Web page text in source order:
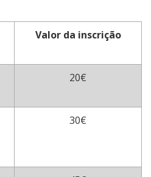
​Valor da inscrição
20€​
​30€